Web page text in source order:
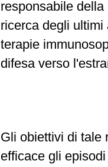
responsabile
ricerca degli
terapie
difesa verso
Gli obiettivi di tale
efficace gli